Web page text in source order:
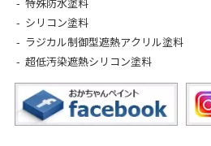
シリコン塗料
ラジカル制御型遮熱アクリル塗料
超低汚染遮熱シリコン塗料